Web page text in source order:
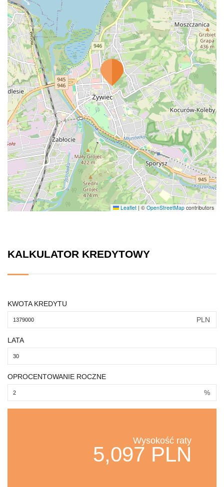
Leaflet | © OpenStreetMap contributors
KALKULATOR KREDYTOWY
KWOTA KREDYTU
PLN
LATA
OPROCENTOWANIE ROCZNE
%
Wysokość raty
5,097 PLN